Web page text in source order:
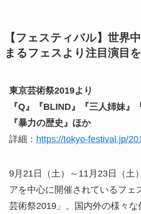
【フェスティバル】世界
まるフェスより注目演目
東京芸術祭2019より
『Q』『BLIND』『三人姉妹』
『暴力の歴史』ほか
詳細： https://tokyo-festival.jp/
9月21日（土）～11月23日（土
アを中心に開催されているフェ
芸術祭2019」。国内外の様々な